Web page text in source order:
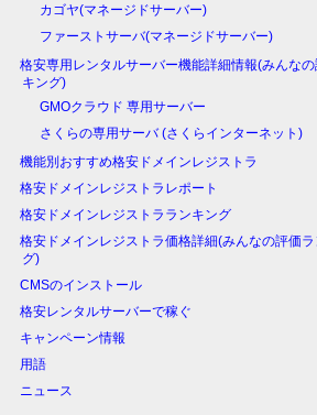
カゴヤ(マネージドサーバー)
ファーストサーバ(マネージドサーバー)
格安専用レンタルサーバー機能詳細情報(みんな
キング)
GMOクラウド 専用サーバー
さくらの専用サーバ (さくらインターネット)
機能別おすすめ格安ドメインレジストラ
格安ドメインレジストラレポート
格安ドメインレジストラランキング
格安ドメインレジストラ価格詳細(みんなの評価ラ
グ)
CMSのインストール
格安レンタルサーバーで稼ぐ
キャンペーン情報
用語
ニュース